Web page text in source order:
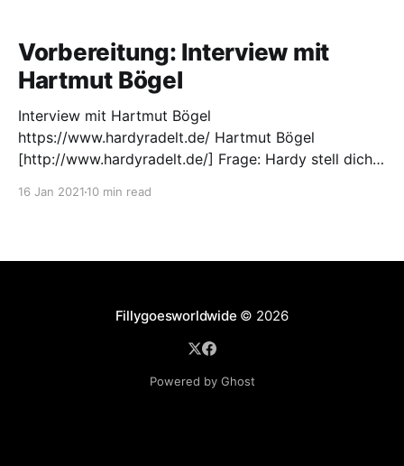
Vorbereitung: Interview mit
Hartmut Bögel
Interview mit Hartmut Bögel
https://www.hardyradelt.de/ Hartmut Bögel
[http://www.hardyradelt.de/] Frage: Hardy stell dich
16 Jan 2021 10 min read
Fillygoesworldwide © 2026
Powered by Ghost